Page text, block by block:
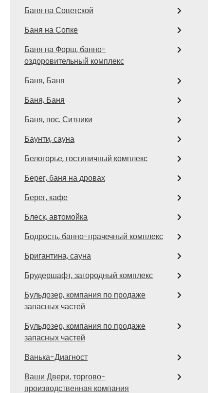
Баня на Советской
Баня на Сопке
Баня на Форш, банно-
оздоровительный комплекс
Баня, Баня
Баня, Баня
Баня, пос. Ситники
Баунти, сауна
Белогорье, гостиничный комплекс
Берег, баня на дровах
Берег, кафе
Блеск, автомойка
Бодрость, банно-прачечный комплекс
Бригантина, сауна
Брудершафт, загородный комплекс
Бульдозер, компания по продаже
запасных частей
Бульдозер, компания по продаже
запасных частей
Ванька-Диагност
Ваши Двери, торгово-
производственная компания